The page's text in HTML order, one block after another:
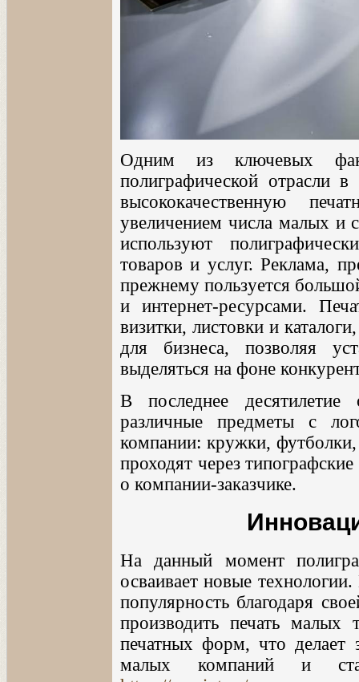
Одним из ключевых
полиграфической отрасли
высококачественную
увеличением числа малых и
используют
товаров и услуг. Реклама,
прежнему пользуется
и интернет-ресурсами.
визитки, листовки и
для бизнеса, позволяя
выделяться на фоне
В последнее
различные предметы с
компании: кружки,
проходят через
о компании-заказчике.
На данный момент
осваивает новые
популярность благодаря
производить печать малых
печатных форм, что делает
малых компаний и